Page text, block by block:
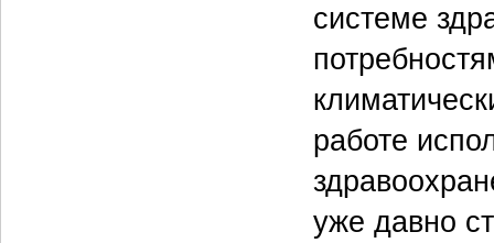
системе
работе
уже давно